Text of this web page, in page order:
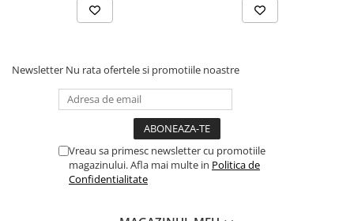
Newsletter Nu rata ofertele si promotiile noastre
Vreau sa primesc newsletter cu promotiile
magazinului. Afla mai multe in Politica de
Confidentialitate